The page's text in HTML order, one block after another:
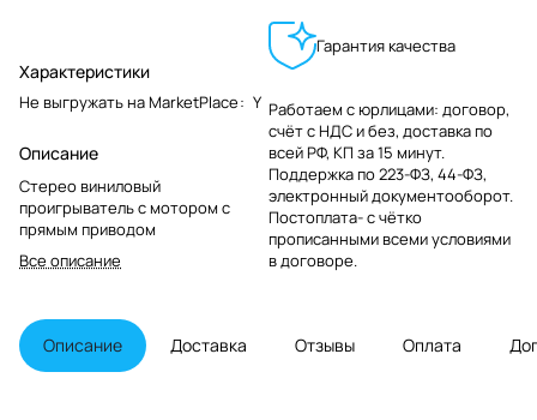
Характеристики
Не выгружать на MarketPlace: Y
Описание
Стерео виниловый
проигрыватель с мотором с
прямым приводом
Все описание
Гарантия качества
Работаем с юрлицами: договор,
счёт с НДС и без, доставка по
всей РФ, КП за 15 минут.
Поддержка по 223-ФЗ, 44-ФЗ,
электронный документооборот.
Постоплата- с чётко
прописанными всеми условиями
в договоре.
Описание Доставка Отзывы Оплата